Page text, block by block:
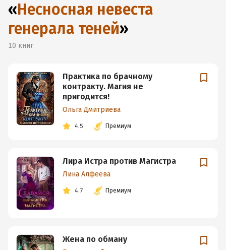
«Несносная невеста
генерала теней»
10 книг
Практика по брачному
контракту. Магия не
пригодится!
Ольга Дмитриева
4.5 Премиум
Лира Истра против Магистра
Лина Алфеева
4.7 Премиум
Жена по обману